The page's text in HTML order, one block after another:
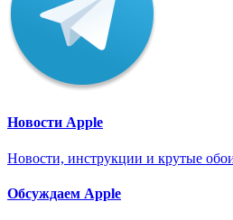
Новости Apple
Новости, инструкции и крутые
Обсуждаем Apple